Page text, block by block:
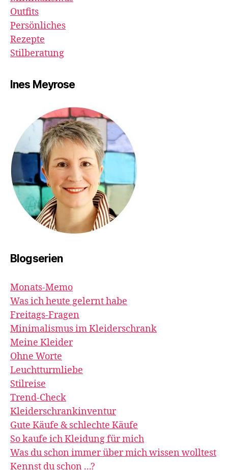
Outfits
Persönliches
Rezepte
Stilberatung
Ines Meyrose
Blogserien
Monats-Memo
Was ich heute gelernt habe
Freitags-Fragen
Minimalismus im Kleiderschrank
Meine Kleider
Ohne Worte
Leuchtturmliebe
Stilreise
Trend-Check
Kleiderschrankinventur
Gute Käufe & schlechte Käufe
So kaufe ich Kleidung für mich
Was du schon immer über mich wissen wolltest
Kennst du schon ...?